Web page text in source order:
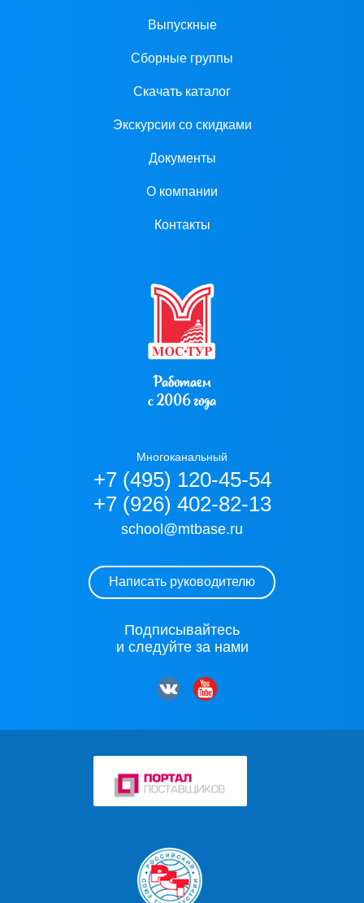
Выпускные
Сборные группы
Скачать каталог
Экскурсии со скидками
Документы
О компании
Контакты
Работаем
с 2006 года
Многоканальный
+7 (495) 120-45-54
+7 (926) 402-82-13
school@mtbase.ru
Написать руководителю
Подписывайтесь
и следуйте за нами